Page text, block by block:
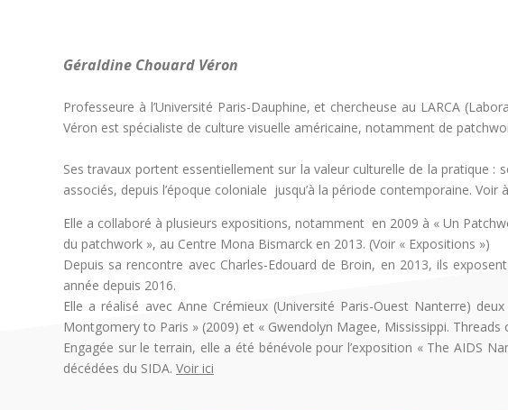
Géraldine Chouard Véron
Professeure à l’Université Paris-Dauphine, et chercheuse au LARCA
Véron est spécialiste de culture visuelle américaine, notamment de
Ses travaux portent essentiellement sur la valeur culturelle de la pratique :
associés, depuis l’époque coloniale jusqu’à la période contemporaine. Voir
Elle a collaboré à plusieurs expositions, notamment en 2009 à « Un
du patchwork », au Centre Mona Bismarck en 2013. (Voir « Expositions »)
Depuis sa rencontre avec Charles-Edouard de Broin, en 2013, ils exposent
année depuis 2016.
Elle a réalisé avec Anne Crémieux (Université Paris-Ouest Nanterre)
Montgomery to Paris » (2009) et « Gwendolyn Magee, Mississippi. Threads
Engagée sur le terrain, elle a été bénévole pour l’exposition « The AIDS
décédées du SIDA. Voir ici